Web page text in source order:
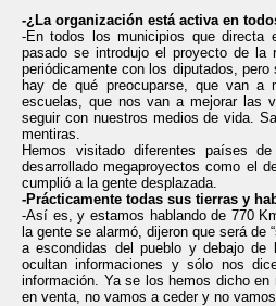
-¿La organización está activa en
-En todos los municipios que directa
pasado se introdujo el proyecto de la
periódicamente con los diputados,
hay de qué preocuparse, que van
escuelas, que nos van a mejorar las
seguir con nuestros medios de vida.
mentiras.
Hemos visitado diferentes países
desarrollado megaproyectos como el
cumplió a la gente desplazada.
-Prácticamente todas sus tierras y
-Así es, y estamos hablando de 770
la gente se alarmó, dijeron que será de
a escondidas del pueblo y debajo de
ocultan informaciones y sólo nos
información. Ya se los hemos dicho
en venta, no vamos a ceder y no